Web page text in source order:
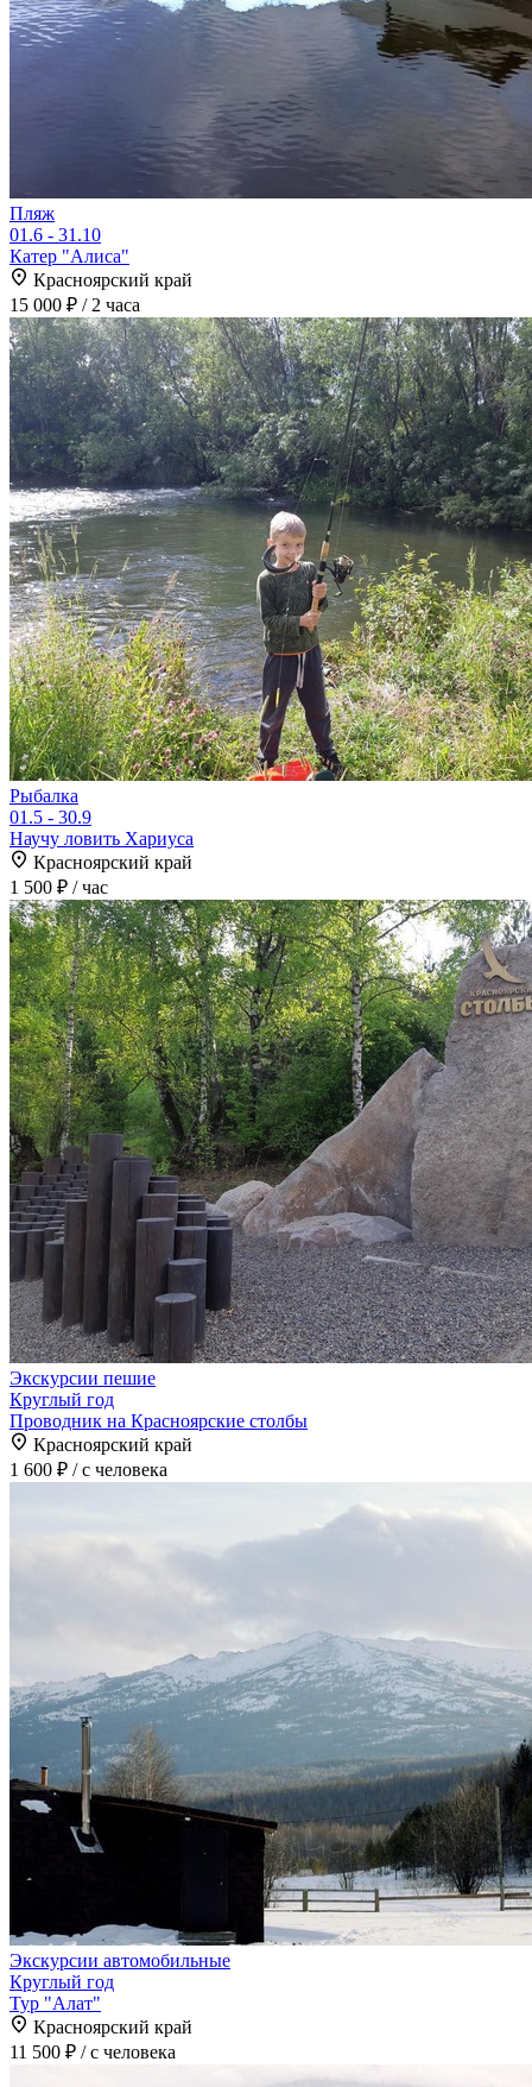
Пляж
01.6 - 31.10
Катер "Алиса"
Красноярский край
15 000 ₽ / 2 часа
Рыбалка
01.5 - 30.9
Научу ловить Хариуса
Красноярский край
1 500 ₽ / час
Экскурсии пешие
Круглый год
Проводник на Красноярские столбы
Красноярский край
1 600 ₽ / с человека
Экскурсии автомобильные
Круглый год
Тур "Алат"
Красноярский край
11 500 ₽ / с человека